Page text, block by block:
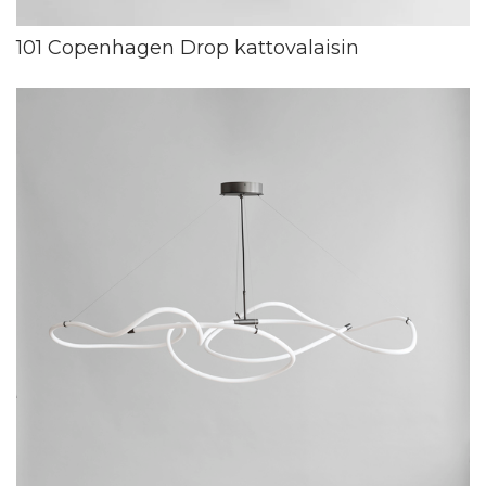
101 Copenhagen Drop kattovalaisin